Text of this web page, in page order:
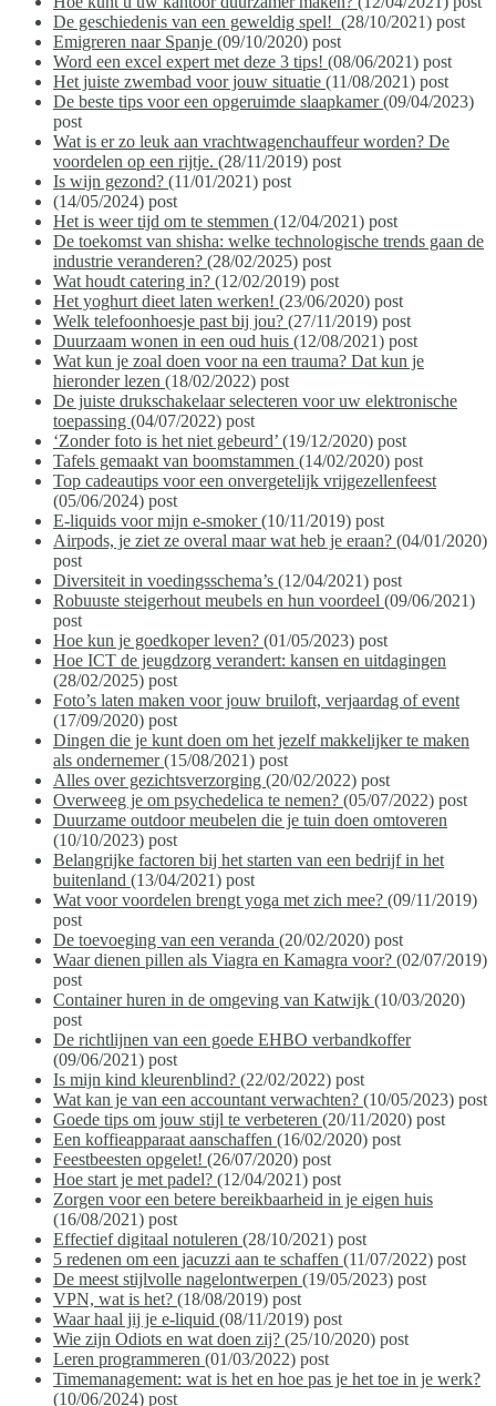
De geschiedenis van een geweldig spel! (28/10/2021) post
Emigreren naar Spanje (09/10/2020) post
Word een excel expert met deze 3 tips! (08/06/2021) post
Het juiste zwembad voor jouw situatie (11/08/2021) post
De beste tips voor een opgeruimde slaapkamer(09/04/2023)
post
Wat is er zo leuk aan vrachtwagenchauffeur worden? De
voordelen op een rijtje. (28/11/2019) post
Is wijn gezond? (11/01/2021) post
(14/05/2024) post
Het is weer tijd om te stemmen (12/04/2021) post
De toekomst van shisha: welke technologische trends gaan de
industrie veranderen? (28/02/2025) post
Wat houdt catering in? (12/02/2019) post
Het yoghurt dieet laten werken! (23/06/2020) post
Welk telefoonhoesje past bij jou? (27/11/2019) post
Duurzaam wonen in een oud huis (12/08/2021) post
Wat kun je zoal doen voor na een trauma? Dat kun je
hieronder lezen (18/02/2022) post
De juiste drukschakelaar selecteren voor uw elektronische
toepassing (04/07/2022) post
‘Zonder foto is het niet gebeurd’ (19/12/2020) post
Tafels gemaakt van boomstammen (14/02/2020) post
Top cadeautips voor een onvergetelijk vrijgezellenfeest
(05/06/2024) post
E-liquids voor mijn e-smoker(10/11/2019) post
Airpods, je ziet ze overal maar wat heb je eraan? (04/01/2020)
post
Diversiteit in voedingsschema’s (12/04/2021) post
Robuuste steigerhout meubels en hun voordeel (09/06/2021)
post
Hoe kun je goedkoper leven? (01/05/2023) post
Hoe ICT de jeugdzorg verandert: kansen en uitdagingen
(28/02/2025) post
Foto’s laten maken voor jouw bruiloft, verjaardag of event
(17/09/2020) post
Dingen die je kunt doen om het jezelf makkelijker te maken
als ondernemer(15/08/2021) post
Alles over gezichtsverzorging (20/02/2022) post
Overweeg je om psychedelica te nemen? (05/07/2022) post
Duurzame outdoor meubelen die je tuin doen omtoveren
(10/10/2023) post
Belangrijke factoren bij het starten van een bedrijf in het
buitenland (13/04/2021) post
Wat voor voordelen brengt yoga met zich mee? (09/11/2019)
post
De toevoeging van een veranda (20/02/2020) post
Waar dienen pillen als Viagra en Kamagra voor? (02/07/2019)
post
Container huren in de omgeving van Katwijk (10/03/2020)
post
De richtlijnen van een goede EHBO verbandkoffer
(09/06/2021) post
Is mijn kind kleurenblind? (22/02/2022) post
Wat kan je van een accountant verwachten? (10/05/2023) post
Goede tips om jouw stijl te verbeteren (20/11/2020) post
Een koffieapparaat aanschaffen (16/02/2020) post
Feestbeesten opgelet! (26/07/2020) post
Hoe start je met padel? (12/04/2021) post
Zorgen voor een betere bereikbaarheid in je eigen huis
(16/08/2021) post
Effectief digitaal notuleren (28/10/2021) post
5 redenen om een jacuzzi aan te schaffen (11/07/2022) post
De meest stijlvolle nagelontwerpen (19/05/2023) post
VPN, wat is het? (18/08/2019) post
Waar haal jij je e-liquid (08/11/2019) post
Wie zijn Odiots en wat doen zij? (25/10/2020) post
Leren programmeren (01/03/2022) post
Timemanagement: wat is het en hoe pas je het toe in je werk?
(10/06/2024) post